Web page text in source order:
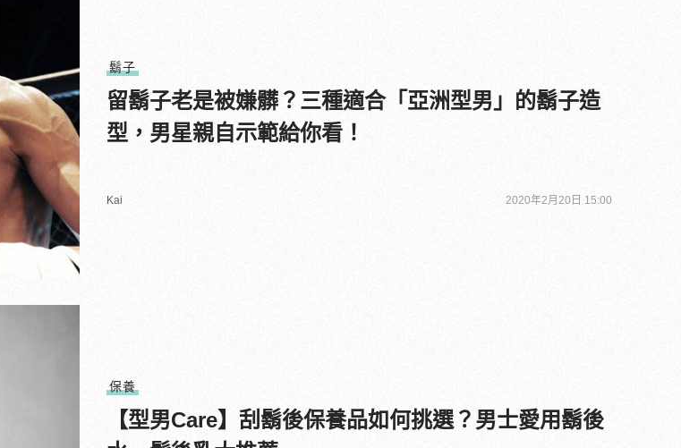
鬍子
留鬍子老是被嫌髒？三種適合「亞洲型男」的鬍子造
型，男星親自示範給你看！
Kai 2020年2月20日 15:00
保養
【型男Care】刮鬍後保養品如何挑選？男士愛用鬍後